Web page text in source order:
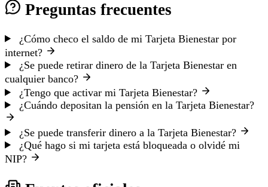
Preguntas frecuentes
¿Cómo checo el saldo de mi Tarjeta Bienestar por
internet?
¿Se puede retirar dinero de la Tarjeta Bienestar en
cualquier banco?
¿Tengo que activar mi Tarjeta Bienestar?
¿Cuándo depositan la pensión en la Tarjeta Bienestar?
¿Se puede transferir dinero a la Tarjeta Bienestar?
¿Qué hago si mi tarjeta está bloqueada o olvidé mi
NIP?